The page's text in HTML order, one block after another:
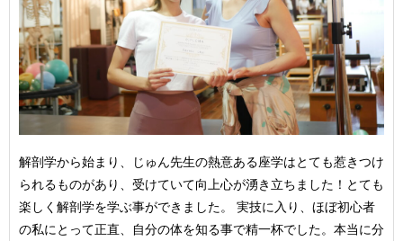
解剖学から始まり、じゅん先生の熱意ある座学はとても惹きつけ
られるものがあり、受けていて向上心が湧き立ちました！とても
楽しく解剖学を学ぶ事ができました。 実技に入り、ほぼ初心者
の私にとって正直、自分の体を知る事で精一杯でした。本当に分